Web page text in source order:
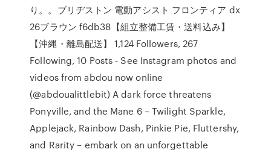
り。。ブリヂストン 電動アシスト フロンティア dx
26ブラウン f6db38【組立整備工賃・送料込み】
【沖縄・離島配送】 1,124 Followers, 267
Following, 10 Posts - See Instagram photos and
videos from abdou now online
(@abdoualittlebit) A dark force threatens
Ponyville, and the Mane 6 – Twilight Sparkle,
Applejack, Rainbow Dash, Pinkie Pie, Fluttershy,
and Rarity – embark on an unforgettable